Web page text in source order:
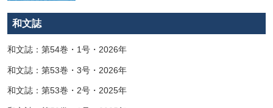
和文誌
和文誌：第54巻・1号・2026年
和文誌：第53巻・3号・2026年
和文誌：第53巻・2号・2025年